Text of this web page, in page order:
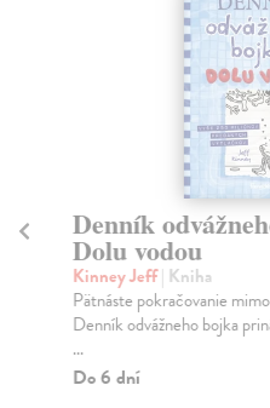
Denník
Dolu vodou
Kinney Jeff| Kniha
Pätnáste pokračovanie
Denník odvážneho bojka
...
Do 6 dní